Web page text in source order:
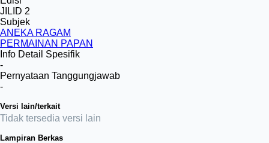
JILID 2
Subjek
ANEKA RAGAM
PERMAINAN PAPAN
Info Detail Spesifik
-
Pernyataan Tanggungjawab
-
Versi lain/terkait
Tidak tersedia versi lain
Lampiran Berkas